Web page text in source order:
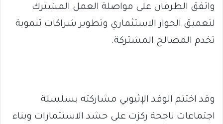
واتفق الطرفان على مواصلة العمل المشترك
لتعميق الحوار الاستثماري وتطوير شراكات تنموية
تخدم المصالح المشتركة.
وقد اختتم الوفد الإثيوبي مشاركته بسلسلة
اجتماعات ناجحة ركزت على حشد الاستثمارات وبناء